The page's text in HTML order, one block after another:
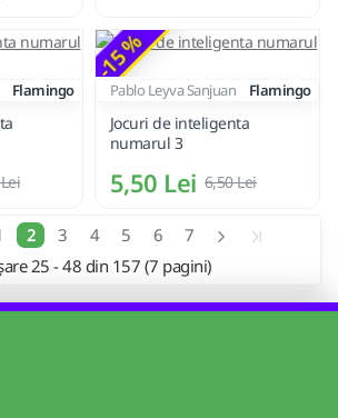
Flamingo
-15 %
Pablo Leyva Sanjuan Flamingo
Jocuri de inteligenta
numarul 3
5,50 Lei 6,50 Lei
2 3 4 5 6
7
25 - 48 din 157 (7 pagini)